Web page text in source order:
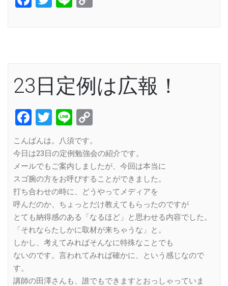
23日定例は広報！
Facebook
Twitter
Line
こんばんは。八須です。
今日は23日の定例勉強会の紹介です。
メールでもご案内しましたが、今回は本当に
スゴ腕の方をお呼びすることができました。
打ち合わせの時に、どうやってメディアを
呼んだのか、ちょっとだけ教えてもらったのですが
とても納得感のある「なるほど」と思わせる内容でした。
「それならたしかに取材が来ちゃうな」と。
しかし、考えてみればそんなに特殊なことでも
ないのです。言われてみれば確かに、という感じなので
す。
講師の田澤さんも、誰でもできますとおっしゃっていま